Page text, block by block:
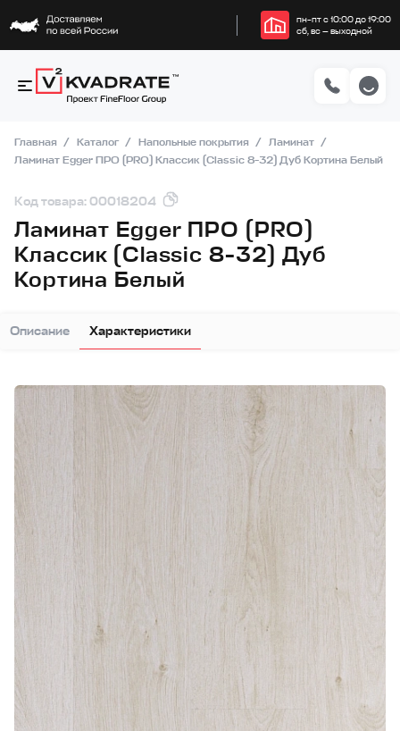
пн–пт с 10:00 до 19:00
сб, вс — выходной
Главная Каталог Напольные покрытия
Ламинат
Ламинат Egger ПРО (PRO) Классик (Classic 8-32) Дуб Кортина Белый
Код товара: 00018204
Ламинат Egger ПРО (PRO)
Классик (Classic 8-32) Дуб
Кортина Белый
Описание Характеристики